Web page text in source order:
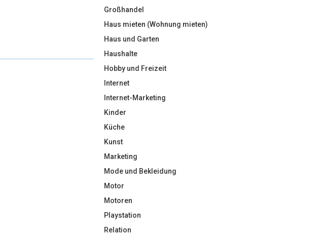
O
Großhandel
Haus mieten (Wohnung mieten)
Haus und Garten
Haushalte
Hobby und Freizeit
Internet
Internet-Marketing
Kinder
Küche
Kunst
Marketing
Mode und Bekleidung
Motor
Motoren
Playstation
Relation